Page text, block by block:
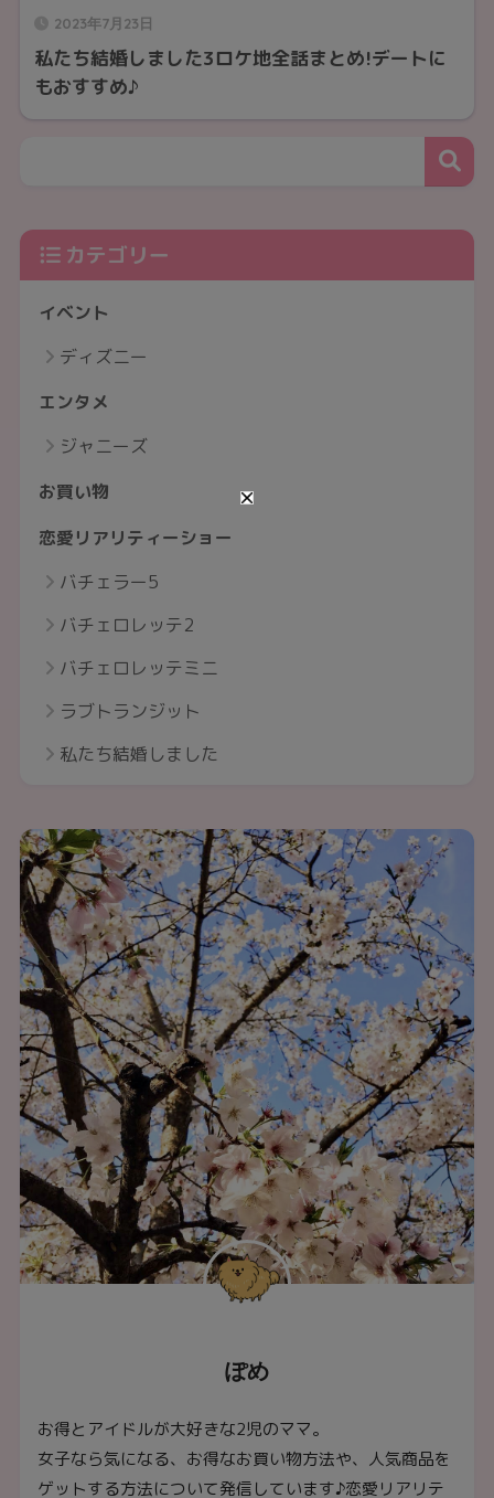
2023年7月23日
私たち結婚しました3ロケ地全話まとめ!デートに
もおすすめ♪
カテゴリー
イベント
ディズニー
エンタメ
ジャニーズ
お買い物
恋愛リアリティーショー
バチェラー5
バチェロレッテ2
バチェロレッテミニ
ラブトランジット
私たち結婚しました
ぽめ
お得とアイドルが大好きな2児のママ。
女子なら気になる、お得なお買い物方法や、人気商品を
ゲットする方法について発信しています♪恋愛リアリテ